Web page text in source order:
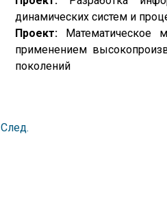
динамических систем и
Проект: Математическое
применением
поколений
След.